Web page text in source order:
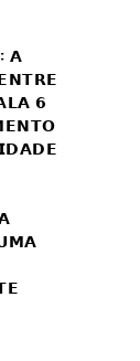
𝗔
𝟲